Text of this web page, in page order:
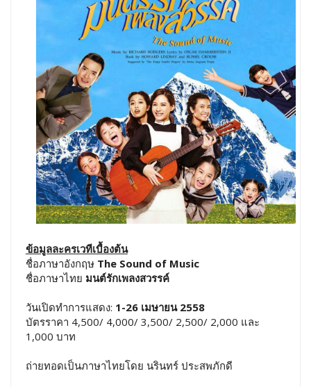
ข้อมูลละครเวทีเบื้องต้น
ชื่อภาษาอังกฤษ The Sound of Music
ชื่อภาษาไทย มนต์รักเพลงสวรรค์
วันเปิดทำการแสดง: 1-26 เมษายน 2558
บัตรราคา 4,500/ 4,000/ 3,500/ 2,500/ 2,000 และ
1,000 บาท
ถ่ายทอดเป็นภาษาไทยโดย นรินทร์ ประสพภักดี